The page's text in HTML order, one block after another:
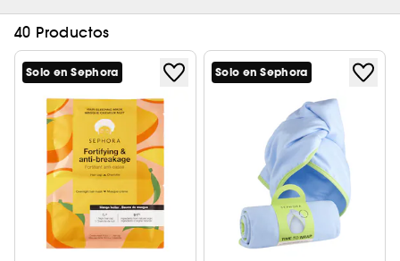
40 Productos
Solo en Sephora Solo en Sephora